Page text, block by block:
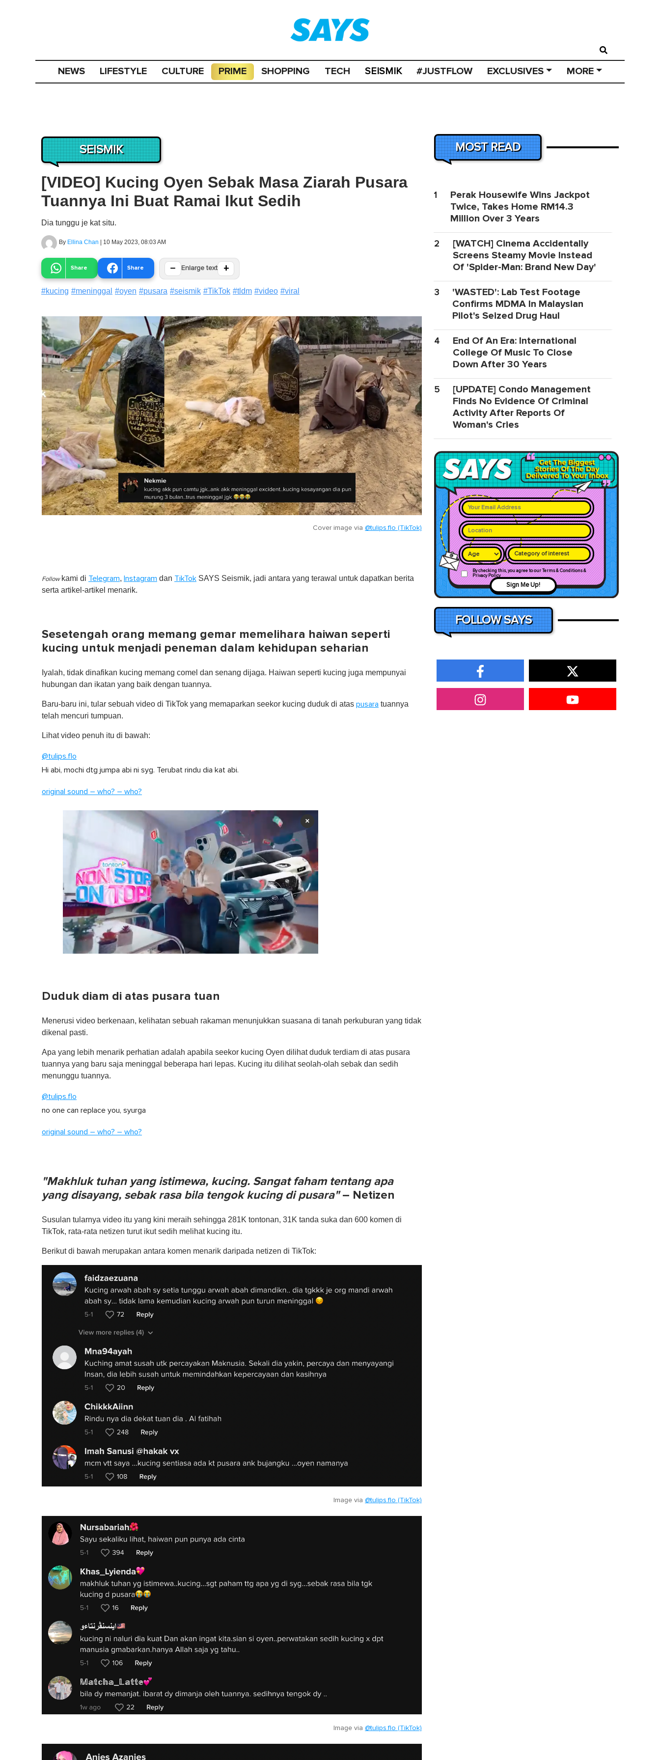
NEWS LIFESTYLE CULTURE PRIME SHOPPING TECH SEISMIK #JUSTFLOW EXCLUSIVES MORE
SEISMIK
[VIDEO] Kucing Oyen Sebak Masa Ziarah Pusara
Tuannya Ini Buat Ramai Ikut Sedih
Dia tunggu je kat situ.
By Ellina Chan | 10 May 2023, 08:03 AM
Share Share − Enlarge text +
#kucing #meninggal #oyen #pusara #seismik #TikTok #tldm #video #viral
Cover image via @tulips.flo (TikTok)
Follow kami di Telegram, Instagram dan TikTok SAYS Seismik, jadi antara yang terawal untuk dapatkan berita
serta artikel-artikel menarik.
Sesetengah orang memang gemar memelihara haiwan seperti
kucing untuk menjadi peneman dalam kehidupan seharian
Iyalah, tidak dinafikan kucing memang comel dan senang dijaga . Haiwan seperti kucing juga mempunyai
hubungan dan ikatan yang baik dengan tuannya.
Baru-baru ini, tular sebuah video di TikTok yang memaparkan seekor kucing duduk di atas pusara tuannya
telah mencuri tumpuan.
Lihat video penuh itu di bawah:
@tulips.flo
Hi abi, mochi dtg jumpa abi ni syg. Terubat rindu dia kat abi.
original sound – who? – who?
×
0Volume
Duduk diam di atas pusara tuan
Menerusi video berkenaan, kelihatan sebuah rakaman menunjukkan suasana di tanah perkuburan yang tidak
dikenal pasti.
Apa yang lebih menarik perhatian adalah apabila seekor kucing Oyen dilihat duduk terdiam di atas pusara
tuannya yang baru saja meninggal beberapa hari lepas. Kucing itu dilihat seolah-olah sebak dan sedih
menunggu tuannya.
@tulips.flo
no one can replace you, syurga
original sound – who? – who?
"Makhluk tuhan yang istimewa, kucing. Sangat faham tentang apa
yang disayang, sebak rasa bila tengok kucing di pusara"– Netizen
Susulan tularnya video itu yang kini meraih sehingga 281K tontonan, 31K tanda suka dan 600 komen di
TikTok, rata-rata netizen turut ikut sedih melihat kucing itu.
Berikut di bawah merupakan antara komen menarik daripada netizen di TikTok:
Image via @tulips.flo (TikTok)
Image via @tulips.flo (TikTok)
MOST READ
1
Perak Housewife Wins Jackpot
Twice, Takes Home RM14.3
Million Over 3 Years
2
[WATCH] Cinema Accidentally
Screens Steamy Movie Instead
Of 'Spider-Man: Brand New Day'
3
'WASTED': Lab Test Footage
Confirms MDMA In Malaysian
Pilot's Seized Drug Haul
4
End Of An Era: International
College Of Music To Close
Down After 30 Years
5
[UPDATE] Condo Management
Finds No Evidence Of Criminal
Activity After Reports Of
Woman's Cries
Category of interest
By checking this, you agree to our Terms & Conditions &
Privacy Policy
Sign Me Up!
FOLLOW SAYS